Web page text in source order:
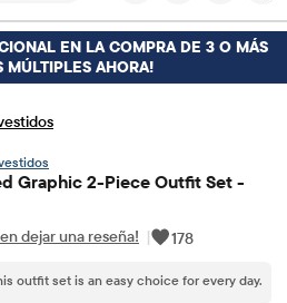
buscando?
EN LA COMPRA DE 3 O MÁS
MÚLTIPLES AHORA!
Graphic 2-Piece Outfit Set -
dejar una reseña! | 178
outfit set is an easy choice for every day.